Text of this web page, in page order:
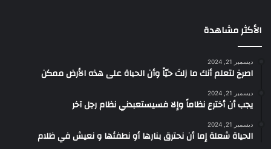
الأكثر مشاهدة
ديسمبر 21, 2024
‫اصرخ لتعلم أنك ما زلتَ حيّاً وأن الحياة على هذه الأرض ممكن
ديسمبر 21, 2024
يجب أن أخترع نظاماً وإلا فسيستعبدني نظام رجل آخر
ديسمبر 21, 2024
الحياة شعلة إما أن نحترق بنارها أو نطفئها و نعيش في ظلام